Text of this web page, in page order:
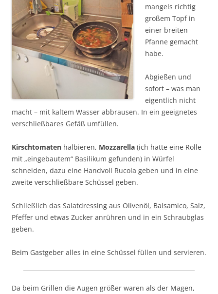
mangels richtig
großem Topf in
einer breiten
Pfanne gemacht
habe.
Abgießen und
sofort – was man
eigentlich nicht
macht – mit kaltem Wasser abbrausen. In ein geeignetes
verschließbares Gefäß umfüllen.
Kirschtomaten halbieren, Mozzarella (ich hatte eine Rolle
mit „eingebautem“ Basilikum gefunden) in Würfel
schneiden, dazu eine Handvoll Rucola geben und in eine
zweite verschließbare Schüssel geben.
Schließlich das Salatdressing aus Olivenöl, Balsamico, Salz,
Pfeffer und etwas Zucker anrühren und in ein Schraubglas
geben.
Beim Gastgeber alles in eine Schüssel füllen und servieren.
Da beim Grillen die Augen größer waren als der Magen,